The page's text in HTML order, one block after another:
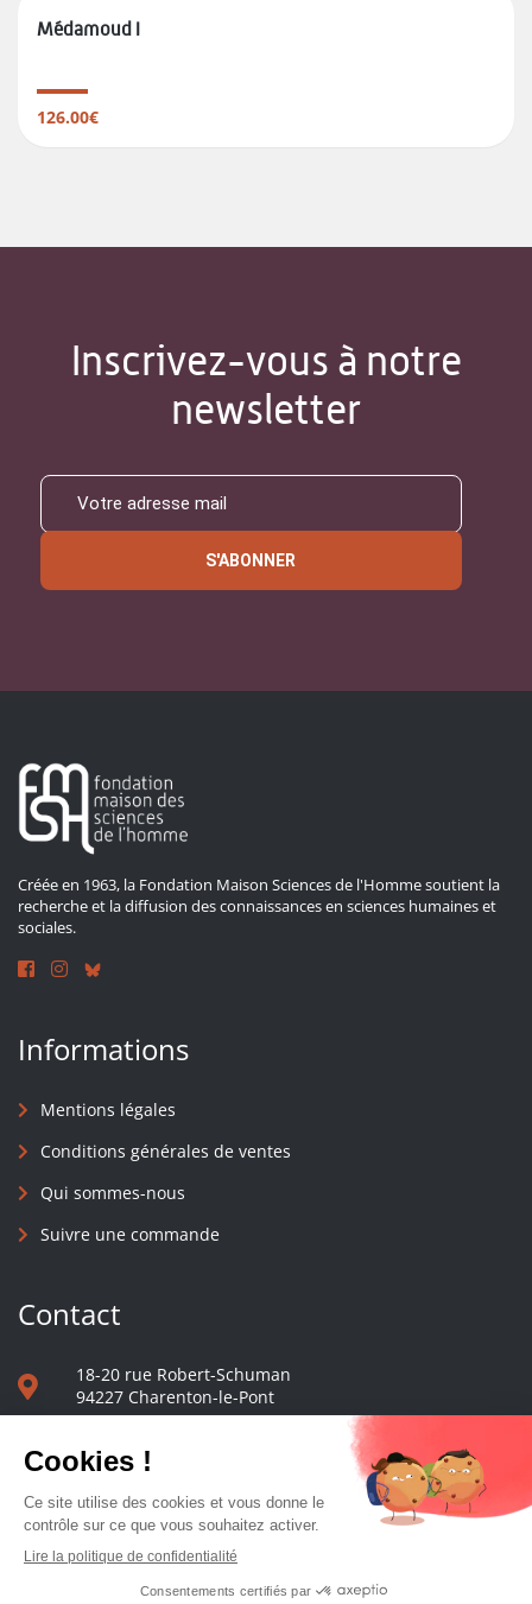
Médamoud I
126.00€
Inscrivez-vous à notre
newsletter
S'ABONNER
Créée en 1963, la Fondation Maison Sciences de l'Homme soutient la
recherche et la diffusion des connaissances en sciences humaines et
sociales.
Informations
Mentions légales
Conditions générales de ventes
Qui sommes-nous
Suivre une commande
Contact
18-20 rue Robert-Schuman
94227 Charenton-le-Pont